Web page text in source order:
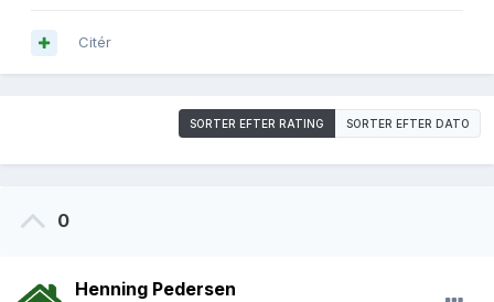
Citér
SORTER EFTER RATING SORTER EFTER DATO
0
Henning Pedersen